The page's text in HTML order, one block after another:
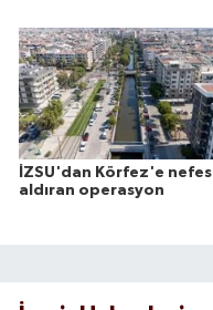
İZSU'dan Körfez'e nefes
aldıran operasyon